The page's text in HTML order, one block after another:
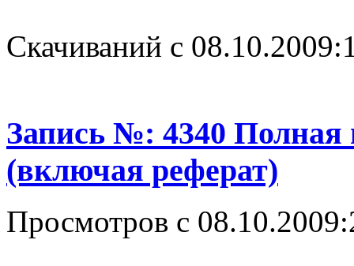
Cкачиваний с 08.10.2009:
Запись №: 4340 Полная
(включая реферат)
Просмотров с 08.10.2009: